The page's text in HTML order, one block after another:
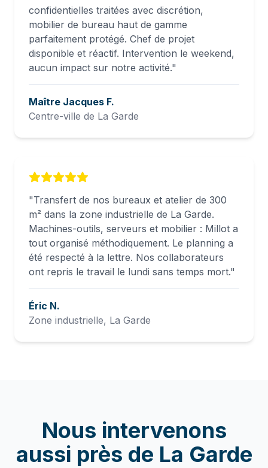
confidentielles traitées avec discrétion,
mobilier de bureau haut de gamme
parfaitement protégé. Chef de projet
disponible et réactif. Intervention le weekend,
aucun impact sur notre activité."
Maître Jacques F.
Centre-ville de La Garde
"Transfert de nos bureaux et atelier de 300
m² dans la zone industrielle de La Garde.
Machines-outils, serveurs et mobilier : Millot a
tout organisé méthodiquement. Le planning a
été respecté à la lettre. Nos collaborateurs
ont repris le travail le lundi sans temps mort."
Éric N.
Zone industrielle, La Garde
Nous intervenons
aussi près de La Garde